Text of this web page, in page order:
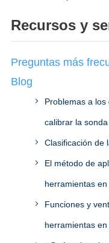
Recursos y
Preguntas más
Blog
Problemas a
calibrar la
Clasificación de
El método de
herramientas
Funciones y
herramientas